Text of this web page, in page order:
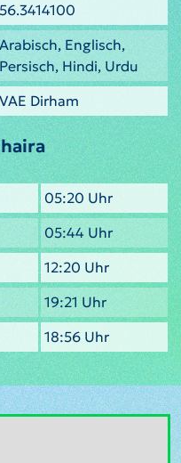
56.3414100
Arabisch, Englisch,
Persisch, Hindi, Urdu
VAE Dirham
05:20 Uhr
05:44 Uhr
12:20 Uhr
19:21 Uhr
18:56 Uhr